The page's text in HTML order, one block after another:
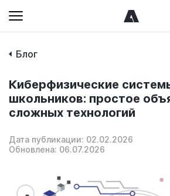
Блог
Киберфизические
школьников: простое
сложных технологий
Дата публикации: 02.02.2026
Обновлена: 06.07.2026